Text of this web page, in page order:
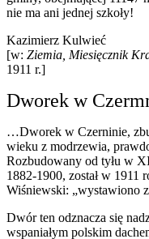
nie ma ani jednej szkoły!
Kazimierz Kulwieć
[w: Ziemia, Miesięcznik
1911 r.]
Dworek w
…Dworek w Czerninie,
wieku z modrzewia,
Rozbudowany od tyłu w
1882-1900, został w 1911
Wiśniewski: „wystawiono
Dwór ten odznacza się
wspaniałym polskim